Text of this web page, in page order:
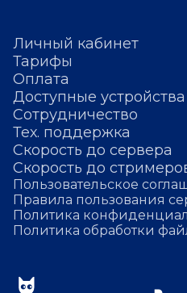
Личный кабинет
Тарифы
Оплата
Доступные устройства
Сотрудничество
Тех. поддержка
Скорость до сервера
Скорость до
Пользовательское
Правила пользования
Политика
Политика обработки